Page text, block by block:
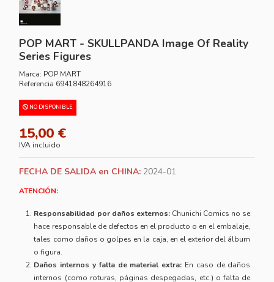
POP MART - SKULLPANDA Image Of Reality
Series Figures
Marca: POP MART
Referencia 6941848264916
NO DISPONIBLE
15,00 €
IVA incluido
FECHA DE SALIDA en CHINA: 2024-01
ATENCIÓN:
Responsabilidad por daños externos:Chunichi Comics no se
hace responsable de defectos en el producto o en el embalaje,
tales como daños o golpes en la caja, en el exterior del álbum
o figura.
Daños internos y falta de material extra: En caso de daños
internos (como roturas, páginas despegadas, etc.) o falta de